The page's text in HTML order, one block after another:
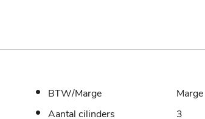
BTW/Marge
Marge
Aantal cilinders
3